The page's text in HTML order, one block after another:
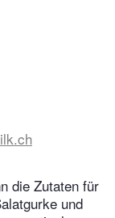
die Zutaten für
und